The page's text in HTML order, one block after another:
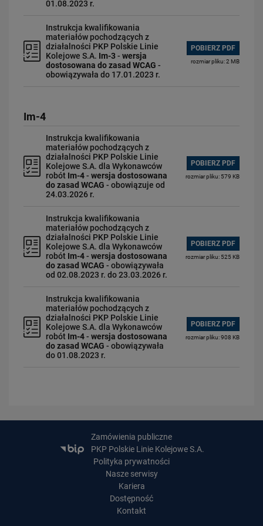
01.08.2023 r.
Instrukcja kwalifikowania
materiałów pochodzących z
działalności PKP Polskie Linie
Kolejowe S.A. Im-3- wersja
dostosowana do zasad WCAG -
obowiązywała do 17.01.2023 r.
POBIERZ PDF
rozmiar pliku: 2 MB
Im-4
Instrukcja kwalifikowania
materiałów pochodzących z
działalności PKP Polskie Linie
Kolejowe S.A. dla Wykonawców
robót Im-4- wersja dostosowana
do zasad WCAG - obowiązuje od
24.03.2026 r.
POBIERZ PDF
rozmiar pliku: 579 KB
Instrukcja kwalifikowania
materiałów pochodzących z
działalności PKP Polskie Linie
Kolejowe S.A. dla Wykonawców
robót Im-4- wersja dostosowana
do zasad WCAG - obowiązywała
od 02.08.2023 r. do 23.03.2026 r.
POBIERZ PDF
rozmiar pliku: 525 KB
Instrukcja kwalifikowania
materiałów pochodzących z
działalności PKP Polskie Linie
Kolejowe S.A. dla Wykonawców
robót Im-4- wersja dostosowana
do zasad WCAG - obowiązywała
do 01.08.2023 r.
POBIERZ PDF
rozmiar pliku: 908 KB
Zamówienia publiczne
PKP Polskie Linie Kolejowe S.A.
Polityka prywatności
Nasze serwisy
Kariera
Dostępność
Kontakt